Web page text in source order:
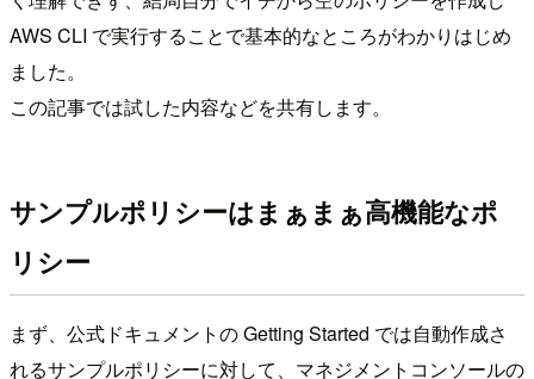
AWS CLI で実行することで基本的なところがわかりはじめ
ました。
この記事では試した内容などを共有します。
サンプルポリシーはまぁまぁ高機能なポ
リシー
まず、公式ドキュメントの Getting Started では自動作成さ
れるサンプルポリシーに対して、マネジメントコンソールの